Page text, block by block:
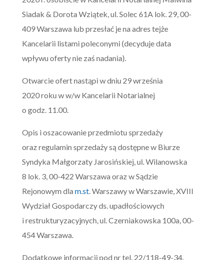
Siadak & Dorota Wziątek, ul. Solec 61A lok. 29, 00-
409 Warszawa lub przesłać je na adres tejże
Kancelarii listami poleconymi (decyduje data
wpływu oferty nie zaś nadania).
Otwarcie ofert nastąpi w dniu 29 września
2020 roku w w/w Kancelarii Notarialnej
o godz. 11.00.
Opis i oszacowanie przedmiotu sprzedaży
oraz regulamin sprzedaży są dostępne w Biurze
Syndyka Małgorzaty Jarosińskiej, ul. Wilanowska
8 lok. 3, 00-422 Warszawa oraz w Sądzie
Rejonowym dla m.st. Warszawy w Warszawie, XVIII
Wydział Gospodarczy ds. upadłościowych
i restrukturyzacyjnych, ul. Czerniakowska 100a, 00-
454 Warszawa.
Dodatkowe informacji pod nr tel. 22/118-49-34.